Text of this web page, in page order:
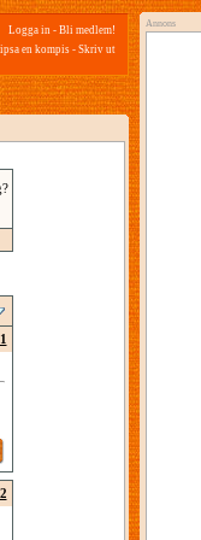
Logga in - Bli medlem!
en kompis - Skriv ut
1
2
Annons